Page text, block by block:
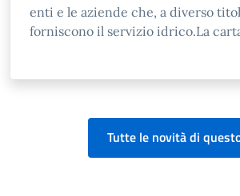
enti e le aziende che, a diverso
forniscono il servizio idrico.La
Tutte le novità di